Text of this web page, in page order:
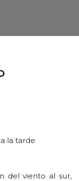
la tarde
del viento al sur,